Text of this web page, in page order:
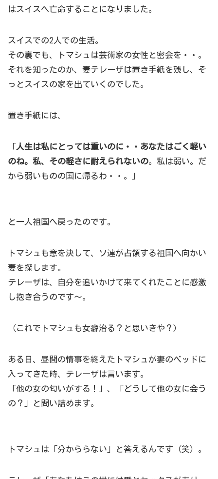
はスイスへ亡命することになりました。
スイスでの2人での生活。
その裏でも、トマシュは芸術家の女性と密会を・・。
それを知ったのか、妻テレーザは置き手紙を残し、そ
っとスイスの家を出ていくのでした。
置き手紙には、
「 人生は私にとっては重いのに・・あなたはごく軽い
のね。私、その軽さに耐えられないの。私は弱い。だ
から弱いものの国に帰るわ・・。」
と一人祖国へ戻ったのです。
トマシュも意を決して、ソ連が占領する祖国へ向かい
妻を探します。
テレーザは、自分を追いかけて来てくれたことに感激
し抱き合うのです～。
（これでトマシュも女癖治る？と思いきや？）
ある日、昼間の情事を終えたトマシュが妻のベッドに
入ってきた時、テレーザは言います。
「他の女の匂いがする！」、「どうして他の女に会う
の？」と問い詰めます。
トマシュは「分かららない」と答えるんです（笑）。